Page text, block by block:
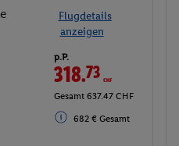
Flugdetails
anzeigen
p.P.
318.73CHF
Gesamt 637.47 CHF
682 € Gesamt